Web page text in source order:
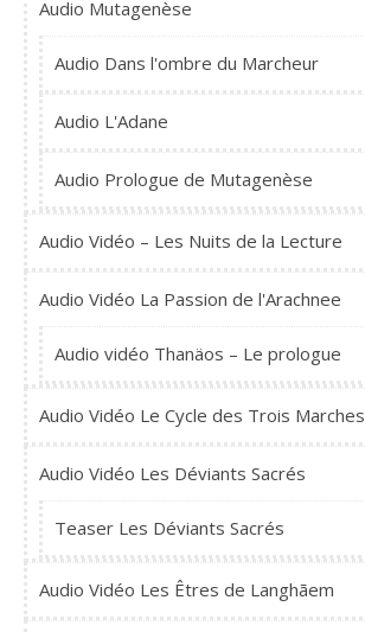
Audio Mutagenèse
Audio Dans l'ombre du Marcheur
Audio L'Adane
Audio Prologue de Mutagenèse
Audio Vidéo – Les Nuits de la Lecture
Audio Vidéo La Passion de l'Arachnee
Audio vidéo Thanäos – Le prologue
Audio Vidéo Le Cycle des Trois Marches
Audio Vidéo Les Déviants Sacrés
Teaser Les Déviants Sacrés
Audio Vidéo Les Êtres de Langhãem